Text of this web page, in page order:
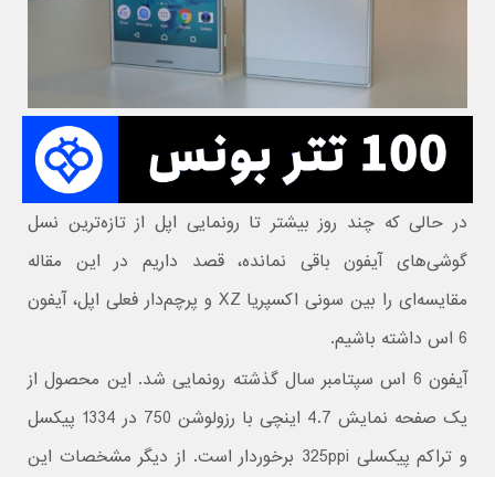
در حالی که چند روز بیشتر تا رونمایی اپل از تازه‌ترین نسل
گوشی‌های آیفون باقی نمانده، قصد داریم در این مقاله
مقایسه‌ای را بین سونی اکسپریا XZ و پرچم‌دار فعلی اپل، آیفون
6 اس داشته باشیم.
آیفون 6 اس سپتامبر سال گذشته رونمایی شد. این محصول از
یک صفحه نمایش 4.7 اینچی با رزولوشن 750 در 1334 پیکسل
و تراکم پیکسلی 325ppi برخوردار است. از دیگر مشخصات این